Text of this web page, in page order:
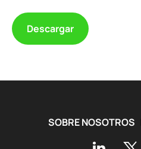
Descargar
SOBRE NOSOTROS